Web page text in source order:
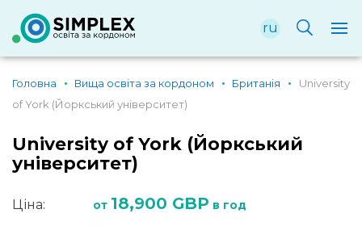
ru
Головна Вища освіта за кордоном Британія
University
of York (Йоркський університет)
University of York (Йоркський
університет)
Ціна: от 18,900 GBP в год